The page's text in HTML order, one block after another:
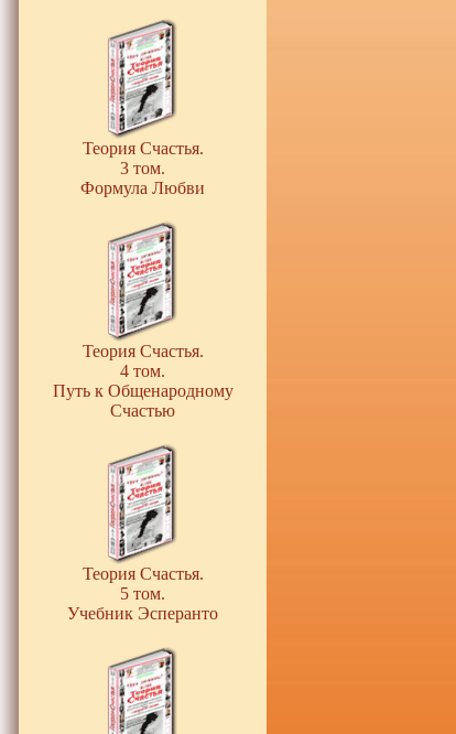
Теория Счастья.
3 том.
Формула Любви
Теория Счастья.
4 том.
Путь к Общенародному
Счастью
Теория Счастья.
5 том.
Учебник Эсперанто